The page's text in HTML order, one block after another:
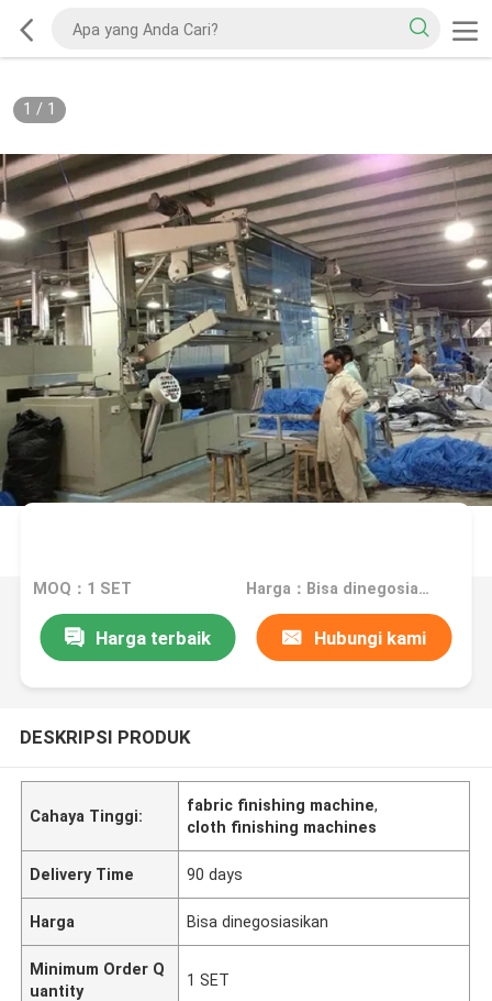
1 / 1
MOQ：1 SET Harga：Bisa dinegosiasikan
Harga terbaik Hubungi kami
DESKRIPSI PRODUK
Cahaya Tinggi:
fabric finishing machine,
cloth finishing machines
Delivery Time 90 days
Harga Bisa dinegosiasikan
Minimum Order Q
uantity
1 SET